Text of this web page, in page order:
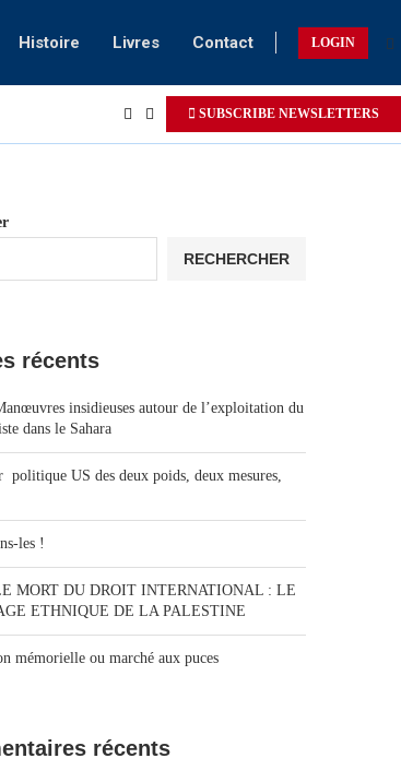
Histoire Livres Contact LOGIN
SUBSCRIBE NEWSLETTERS
RECHERCHER
récents
insidieuses autour de l’exploitation du
dans le Sahara
politique US des deux poids, deux mesures,
les !
MORT DU DROIT INTERNATIONAL : LE
ETHNIQUE DE LA PALESTINE
mémorielle ou marché aux puces
récents